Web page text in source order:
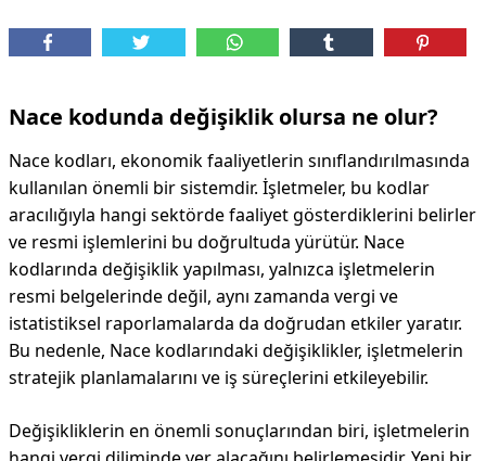
Nace kodunda değişiklik olursa ne olur?
Nace kodları, ekonomik faaliyetlerin sınıflandırılmasında
kullanılan önemli bir sistemdir. İşletmeler, bu kodlar
aracılığıyla hangi sektörde faaliyet gösterdiklerini belirler
ve resmi işlemlerini bu doğrultuda yürütür. Nace
kodlarında değişiklik yapılması, yalnızca işletmelerin
resmi belgelerinde değil, aynı zamanda vergi ve
istatistiksel raporlamalarda da doğrudan etkiler yaratır.
Bu nedenle, Nace kodlarındaki değişiklikler, işletmelerin
stratejik planlamalarını ve iş süreçlerini etkileyebilir.
Değişikliklerin en önemli sonuçlarından biri, işletmelerin